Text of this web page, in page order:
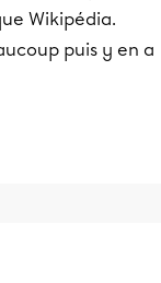
Wikipédia.
puis y en a